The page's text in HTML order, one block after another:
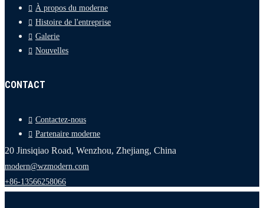
À propos du moderne
Histoire de l'entreprise
Galerie
Nouvelles
CONTACT
Contactez-nous
Partenaire moderne
20 Jinsiqiao Road, Wenzhou, Zhejiang, China
modern@wzmodern.com
+86-13566258066